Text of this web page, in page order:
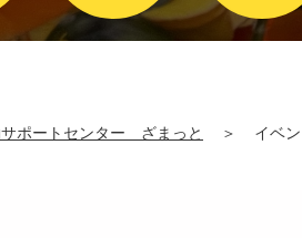
ポートセンター ざまっと ＞ イベ